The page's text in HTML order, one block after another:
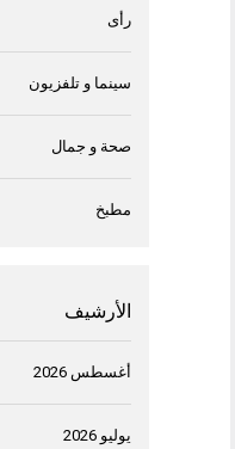
رأى
سينما و تلفزيون
صحة و جمال
مطبخ
الأرشيف
أغسطس 2026
يوليو 2026